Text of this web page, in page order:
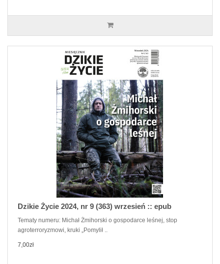
Dzikie Życie 2024, nr 9 (363) wrzesień :: epub
Tematy numeru: Michał Żmihorski o gospodarce leśnej, stop
agroterroryzmowi, kruki „Pomylił ..
7,00zł